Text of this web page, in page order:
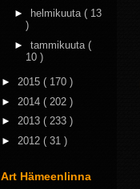
►
helmikuuta ( 13
)
► tammikuuta (
10 )
► 2015 ( 170 )
► 2014 ( 202 )
► 2013 ( 233 )
► 2012 ( 31 )
Art Hämeenlinna